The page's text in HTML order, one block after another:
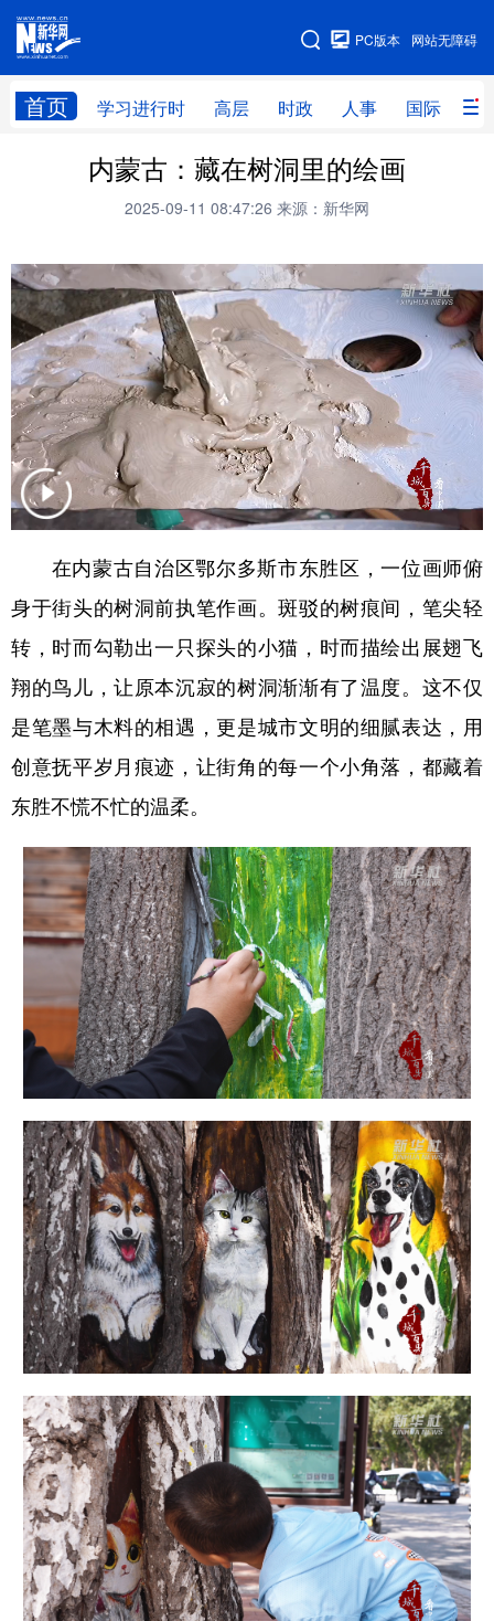
网站无障碍
PC版本
首页 学习进行时 高层 时政 人事 国际 财
网站地图
学习进行时 高层 时政
财经 网评
台湾 思客智库 全球连线 教育
科技 科创 量子 体育
文化 书画 健康 军事
访谈 视频 图片
法律 中央文件 金融 汽车
食品 人居 信息化 数字经济
学术中国 乡村振兴 银龄 溯源中国
城市 旅游 能源 会展
公益 一带一路 亚太网 上市公司
文化产业
地方频道
北京 天津 河北 山西
辽宁 吉林 上海 江苏
浙江 安徽 福建 江西
山东 河南 湖北 湖南
广东 广西 海南 重庆
四川 贵州 云南 西藏
陕西 甘肃 青海 宁夏
新疆 内蒙古 黑龙江
多语种频道
English Español Français عربى
Русский язык 日本語 한국어
Deutsch Português
内蒙古：藏在树洞里的绘画
2025-09-11 08:47:26 来源：新华网
在内蒙古自治区鄂尔多斯市东胜区，一位画师俯
身于街头的树洞前执笔作画。斑驳的树痕间，笔尖轻
转，时而勾勒出一只探头的小猫，时而描绘出展翅飞
翔的鸟儿，让原本沉寂的树洞渐渐有了温度。这不仅
是笔墨与木料的相遇，更是城市文明的细腻表达，用
创意抚平岁月痕迹，让街角的每一个小角落，都藏着
东胜不慌不忙的温柔。